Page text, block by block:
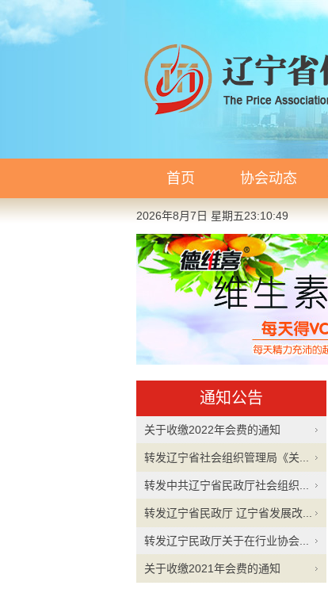
首页 协会动态
2026年8月7日 星期五23:10:49
通知公告
关于收缴2022年会费的通知
转发辽宁省社会组织管理局《关...
转发中共辽宁省民政厅社会组织...
转发辽宁省民政厅 辽宁省发展改...
转发辽宁民政厅关于在行业协会...
关于收缴2021年会费的通知